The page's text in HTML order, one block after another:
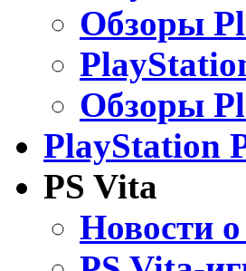
Обзоры
Обзоры
PlayStation
PS Vita
Новости